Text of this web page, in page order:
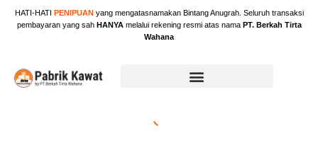
HATI-HATI PENIPUANyang mengatasnamakan Bintang Anugrah. Seluruh transaksi
pembayaran yang sah HANYAmelalui rekening resmi atas nama PT. Berkah Tirta
Wahana